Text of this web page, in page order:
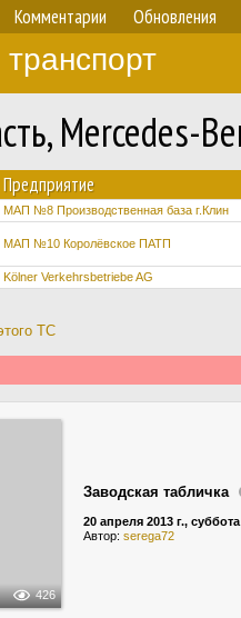
Комментарии Обновления
Mercedes-
Предприятие
МАП №8 Производственная база г.Клин
МАП №10 Королёвское ПАТП
Kölner Verkehrsbetriebe AG
ТС
426
Заводская табличка
20 апреля 2013 г., суббота
Автор: serega72